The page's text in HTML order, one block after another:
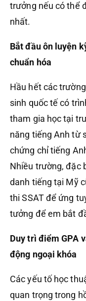
trưởng nếu có thể
nhất.
Bắt đầu ôn luyện
chuẩn hóa
Hầu hết các
sinh quốc tế có
tham gia học tại
năng tiếng Anh từ
chứng chỉ tiếng
Nhiều trường, đặc
danh tiếng tại Mỹ
thi SSAT để ứng
tưởng để em bắt
Duy trì điểm GPA
động ngoại khóa
Các yếu tố học
quan trọng trong